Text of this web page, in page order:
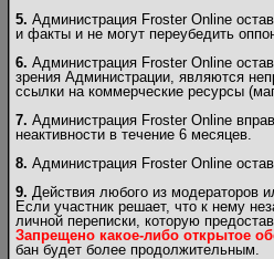
5. Администрация Froster Online
и факты и не могут переубедить
6. Администрация Froster Online
зрения Администрации, являются
ссылки на коммерческие ресурсы
7. Администрация Froster Online
неактивности в течение 6 месяцев.
8. Администрация Froster Online
9. Действия любого из модераторов
Если участник решает, что к нему
личной переписки, которую
Запрещено какое-либо открытое
бан будет более продолжительным.